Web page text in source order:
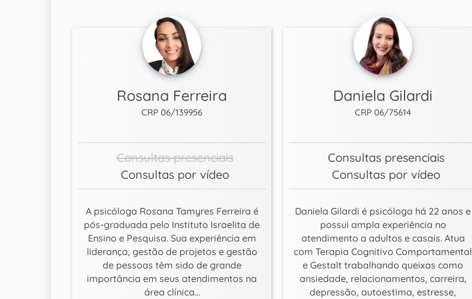
Rosana Ferreira
CRP 06/139956
Consultas presenciais
Consultas por vídeo
A psicóloga Rosana Tamyres Ferreira é
pós-graduada pelo Instituto Israelita de
Ensino e Pesquisa. Sua experiência em
liderança, gestão de projetos e gestão
de pessoas têm sido de grande
importância em seus atendimentos na
área clínica...
Daniela Gilardi
CRP 06/75614
Consultas presenciais
Consultas por vídeo
Daniela Gilardi é psicóloga há 22 anos e
possui ampla experiência no
atendimento a adultos e casais. Atua
com Terapia Cognitivo Comportamental
e Gestalt trabalhando queixas como
ansiedade, relacionamentos, carreira,
depressão, autoestima, estresse,